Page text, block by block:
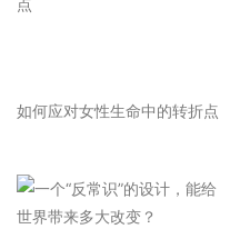
如何应对女性生命中的转折点